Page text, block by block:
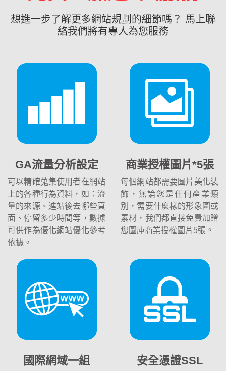
想進一步了解更多網站規劃的細節嗎？ 馬上聯
絡我們將有專人為您服務
GA流量分析設定
可以精確蒐集使用者在網站
上的各種行為資料，如：流
量的來源、進站後去哪些頁
面、停留多少時間等，數據
可供作為優化網站優化參考
依據。
商業授權圖片*5張
每個網站都需要圖片美化裝
飾，無論您是任何產業類
別，需要什麼樣的形象圖或
素材，我們都直接免費加贈
您圖庫商業授權圖片5張。
國際網域一組 安全憑證SSL